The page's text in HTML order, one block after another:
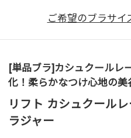
ご希望のブラサイ
[単品ブラ]カシュクールレ
化！柔らかなつけ心地の美
リフト カシュクール
ラジャー